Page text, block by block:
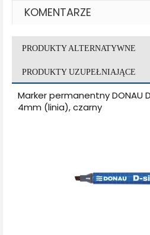
KOMENTARZE
PRODUKTY ALTERNATYWNE
PRODUKTY UZUPEŁNIAJĄCE
Marker permanentny DONAU
4mm (linia), czarny